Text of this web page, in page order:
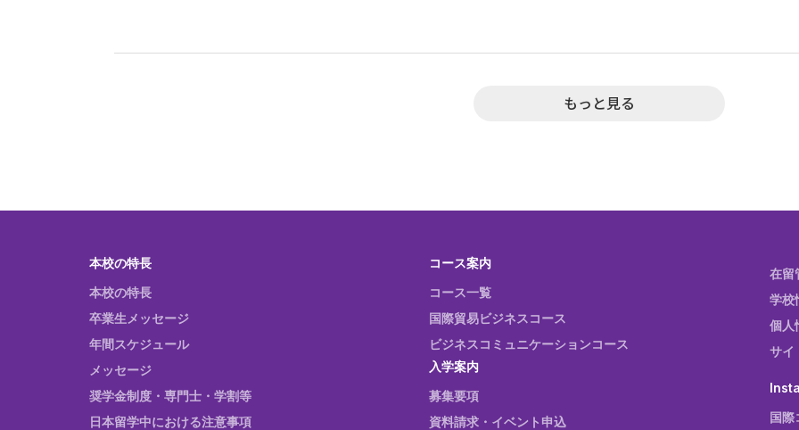
もっと見る
本校の特長
本校の特長
卒業生メッセージ
年間スケジュール
メッセージ
奨学金制度・専門士・学割等
日本留学中における注意事項
コース案内
コース一覧
国際貿易ビジネスコース
ビジネスコミュニケーションコース
入学案内
募集要項
資料請求・イベント申込
在留
学校
個人
サイ
国際